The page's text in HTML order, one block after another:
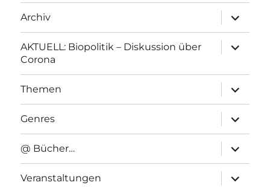
Archiv
anzeigen
AKTUELL: Biopolitik – Diskussion über
Corona
anzeigen
Themen
anzeigen
Genres
anzeigen
@ Bücher…
anzeigen
Veranstaltungen
anzeigen